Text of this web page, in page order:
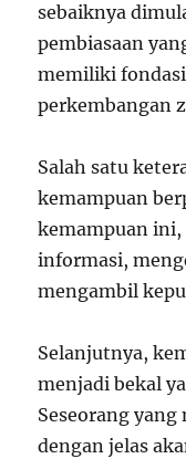
sebaiknya
pembiasaan
memiliki
perkembangan
Salah satu
kemampuan
kemampuan ini,
informasi,
mengambil
Selanjutnya,
menjadi bekal
Seseorang
dengan jelas